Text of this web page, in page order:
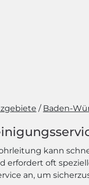
Baden-
kann
erfordert oft
an, um